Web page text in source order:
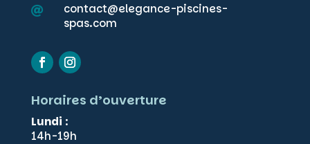

contact@elegance-piscines-
spas.com
Horaires d’ouverture
Lundi :
14h-19h